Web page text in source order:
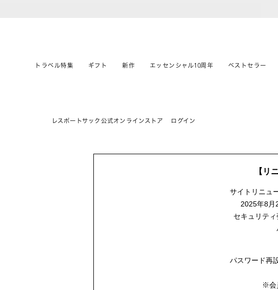
トラベル特集 ギフト 新作 エッセンシャル10周年 ベストセラー
レスポートサック公式オンラインストア ログイン
【リ
サイトリニュ
2025年8月
セキュリテ
パスワード再
※会